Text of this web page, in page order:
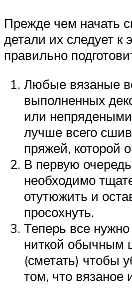
Прежде чем начать
детали их следует к
правильно
Любые вязаные
выполненных
или
лучше всего
пряжей, которой
В первую
необходимо
отутюжить и
просохнуть.
Теперь все
ниткой обычным
(сметать) чтобы
том, что вязаное